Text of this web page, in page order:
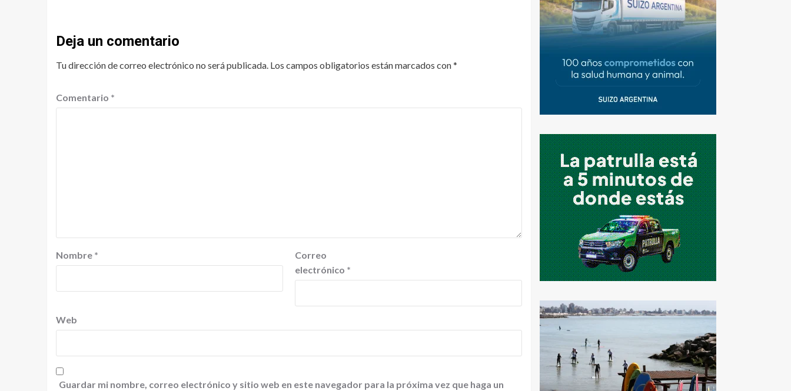
Deja un comentario
Tu dirección de correo electrónico no será publicada. Los campos obligatorios están marcados con*
Comentario *
Nombre *
Correo
electrónico *
Web
Guardar mi nombre, correo electrónico y sitio web en este navegador para la próxima vez que haga un